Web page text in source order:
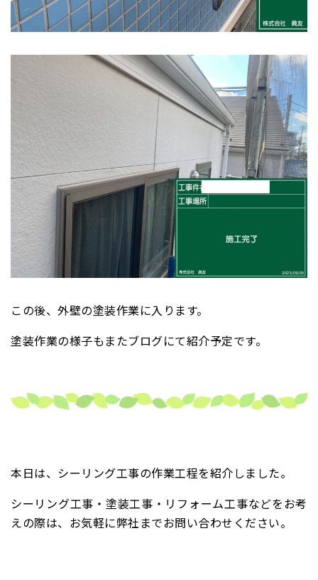
この後、外壁の塗装作業に入ります。
塗装作業の様子もまたブログにて紹介予定です。
本日は、シーリング工事の作業工程を紹介しました。
シーリング工事・塗装工事・リフォーム工事などをお考
えの際は、お気軽に弊社までお問い合わせください。